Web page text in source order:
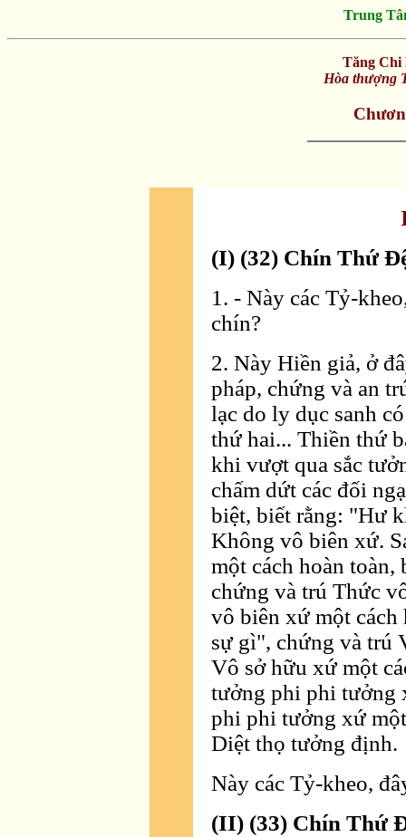
Trung
Tăng Chi
Hòa thượng
(I) (32) Chín Thứ
1. - Này các Tỷ-
chín?
2. Này Hiền giả, ở
pháp, chứng và an
lạc do ly dục sanh
thứ hai... Thiền thứ
khi vượt qua sắc
chấm dứt các đối
biệt, biết rằng: "Hư
Không vô biên xứ.
một cách hoàn
chứng và trú Thức
vô biên xứ một cách
sự gì", chứng và trú
Vô sở hữu xứ một
tưởng phi phi tưởng
phi phi tưởng xứ
Diệt thọ tưởng định.
Này các Tỷ-kheo,
(II) (33) Chín Thứ